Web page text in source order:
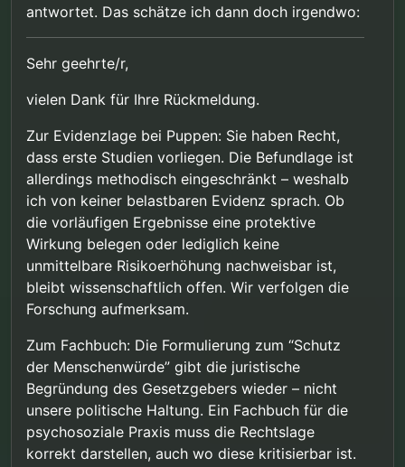
antwortet. Das schätze ich dann doch irgendwo:
Sehr geehrte/r,
vielen Dank für Ihre Rückmeldung.
Zur Evidenzlage bei Puppen: Sie haben Recht,
dass erste Studien vorliegen. Die Befundlage ist
allerdings methodisch eingeschränkt – weshalb
ich von keiner belastbaren Evidenz sprach. Ob
die vorläufigen Ergebnisse eine protektive
Wirkung belegen oder lediglich keine
unmittelbare Risikoerhöhung nachweisbar ist,
bleibt wissenschaftlich offen. Wir verfolgen die
Forschung aufmerksam.
Zum Fachbuch: Die Formulierung zum “Schutz
der Menschenwürde” gibt die juristische
Begründung des Gesetzgebers wieder – nicht
unsere politische Haltung. Ein Fachbuch für die
psychosoziale Praxis muss die Rechtslage
korrekt darstellen, auch wo diese kritisierbar ist.